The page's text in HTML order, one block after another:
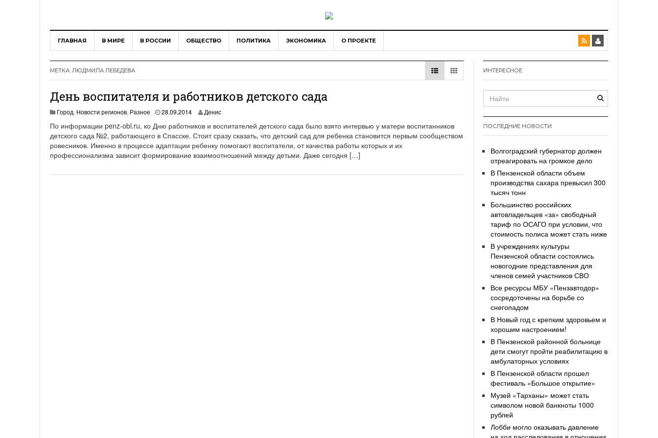
ГЛАВНАЯ В МИРЕ В РОССИИ ОБЩЕСТВО ПОЛИТИКА ЭКОНОМИКА О ПРОЕКТЕ
МЕТКА: ЛЮДМИЛА ЛЕБЕДЕВА
День воспитателя и работников детского сада
Город, Новости регионов, Разное 28.09.20140
.
1
0
1
Денис
По информации penz-obl.ru, ко Дню работников и воспитателей детского сада было взято интервью у матери воспитанников
детского сада №2, работающего в Спасске. Стоит сразу сказать, что детский сад для ребенка становится первым сообществом
ровесников. Именно в процессе адаптации ребенку помогают воспитатели, от качества работы которых и их
профессионализма зависит формирование взаимоотношений между детьми. Даже сегодня […]
ИНТЕРЕСНОЕ
ПОСЛЕДНИЕ НОВОСТИ
Волгоградский губернатор должен
отреагировать на громкое дело
В Пензенской области объем
производства сахара превысил 300
тысяч тонн
Большинство российских
автовладельцев «за» свободный
тариф по ОСАГО при условии, что
стоимость полиса может стать ниже
В учреждениях культуры
Пензенской области состоялись
новогодние представления для
членов семей участников СВО
Все ресурсы МБУ «Пензавтодор»
сосредоточены на борьбе со
снегопадом
В Новый год с крепким здоровьем и
хорошим настроением!
В Пензенской районной больнице
дети смогут пройти реабилитацию в
амбулаторных условиях
В Пензенской области прошел
фестиваль «Большое открытие»
Музей «Тарханы» может стать
символом новой банкноты 1000
рублей
Лобби могло оказывать давление